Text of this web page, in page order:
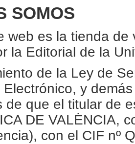
SOMOS
web es la tienda
la Editorial de la
de la Ley de
y
de que el titular de
DE VALÈNCIA,
con el CIF nº